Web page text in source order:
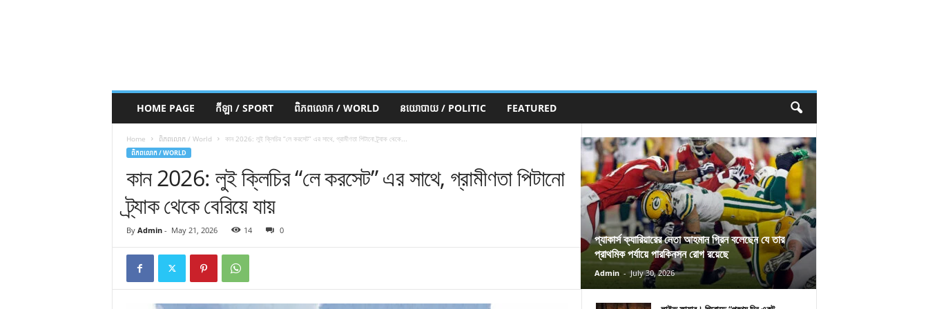
HOME PAGE កីឡា / SPORT ពិភពលោក / WORLD នយោបាយ / POLITIC FEATURED
Home ពិភពលោក / World কান 2026: লুই ক্লিচির “লে করসেট” এর সাথে, গ্রামীণতা পিটানো ট্র্যাক থেকে...
ពិភពលោក / WORLD
কান 2026: লুই ক্লিচির “লে করসেট” এর সাথে, গ্রামীণতা পিটানো
ট্র্যাক থেকে বেরিয়ে যায়
By Admin- May 21, 2026 14 0
প্যাকার্স ক্যারিয়ারের নেতা আহমান গ্রিন বলেছেন যে তার
প্রাথমিক পর্যায়ে পারকিনসন রোগ রয়েছে
Admin - July 30, 2026